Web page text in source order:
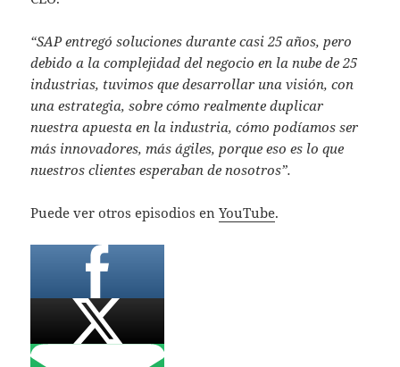
“SAP entregó soluciones durante casi 25 años, pero
debido a la complejidad del negocio en la nube de 25
industrias, tuvimos que desarrollar una visión, con
una estrategia, sobre cómo realmente duplicar
nuestra apuesta en la industria, cómo podíamos ser
más innovadores, más ágiles, porque eso es lo que
nuestros clientes esperaban de nosotros”.
Puede ver otros episodios enYouTube.